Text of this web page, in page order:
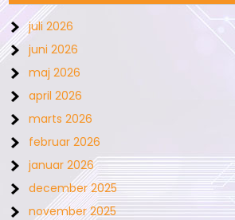
juli 2026
juni 2026
maj 2026
april 2026
marts 2026
februar 2026
januar 2026
december 2025
november 2025